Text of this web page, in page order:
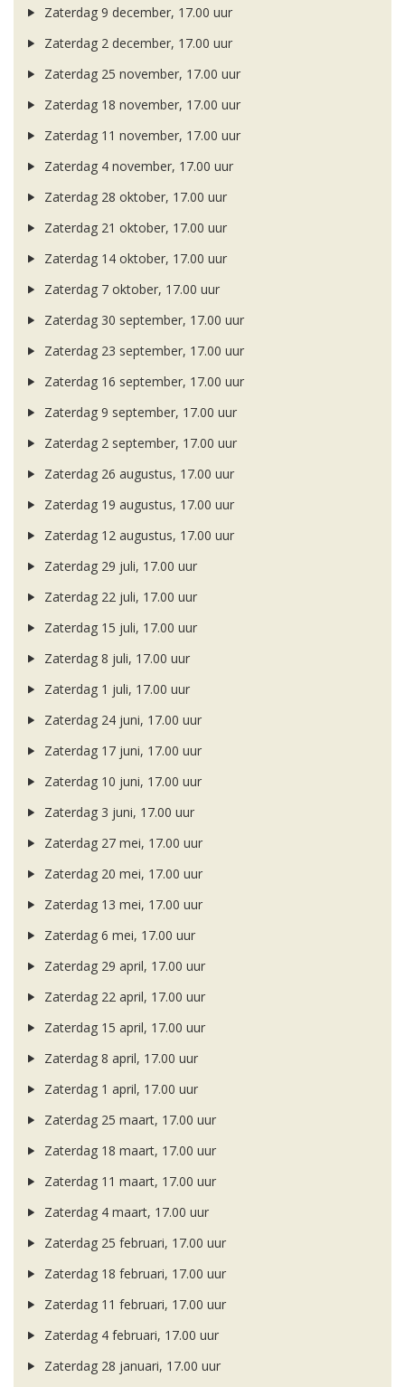
Zaterdag 9 december, 17.00 uur
Zaterdag 2 december, 17.00 uur
Zaterdag 25 november, 17.00 uur
Zaterdag 18 november, 17.00 uur
Zaterdag 11 november, 17.00 uur
Zaterdag 4 november, 17.00 uur
Zaterdag 28 oktober, 17.00 uur
Zaterdag 21 oktober, 17.00 uur
Zaterdag 14 oktober, 17.00 uur
Zaterdag 7 oktober, 17.00 uur
Zaterdag 30 september, 17.00 uur
Zaterdag 23 september, 17.00 uur
Zaterdag 16 september, 17.00 uur
Zaterdag 9 september, 17.00 uur
Zaterdag 2 september, 17.00 uur
Zaterdag 26 augustus, 17.00 uur
Zaterdag 19 augustus, 17.00 uur
Zaterdag 12 augustus, 17.00 uur
Zaterdag 29 juli, 17.00 uur
Zaterdag 22 juli, 17.00 uur
Zaterdag 15 juli, 17.00 uur
Zaterdag 8 juli, 17.00 uur
Zaterdag 1 juli, 17.00 uur
Zaterdag 24 juni, 17.00 uur
Zaterdag 17 juni, 17.00 uur
Zaterdag 10 juni, 17.00 uur
Zaterdag 3 juni, 17.00 uur
Zaterdag 27 mei, 17.00 uur
Zaterdag 20 mei, 17.00 uur
Zaterdag 13 mei, 17.00 uur
Zaterdag 6 mei, 17.00 uur
Zaterdag 29 april, 17.00 uur
Zaterdag 22 april, 17.00 uur
Zaterdag 15 april, 17.00 uur
Zaterdag 8 april, 17.00 uur
Zaterdag 1 april, 17.00 uur
Zaterdag 25 maart, 17.00 uur
Zaterdag 18 maart, 17.00 uur
Zaterdag 11 maart, 17.00 uur
Zaterdag 4 maart, 17.00 uur
Zaterdag 25 februari, 17.00 uur
Zaterdag 18 februari, 17.00 uur
Zaterdag 11 februari, 17.00 uur
Zaterdag 4 februari, 17.00 uur
Zaterdag 28 januari, 17.00 uur